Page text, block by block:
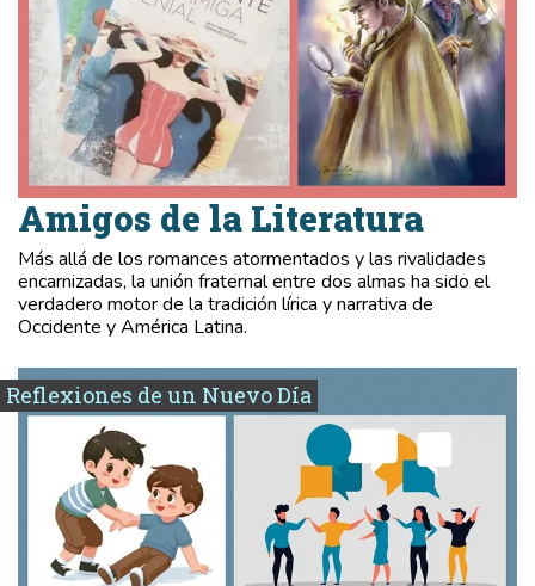
Amigos de la Literatura
Más allá de los romances atormentados y las rivalidades
encarnizadas, la unión fraternal entre dos almas ha sido el
verdadero motor de la tradición lírica y narrativa de
Occidente y América Latina.
Reflexiones de un Nuevo Día